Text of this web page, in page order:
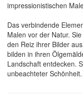
impressionistischen
Das verbindende
Malen vor der Natur.
den Reiz ihrer Bilder
bilden in ihren
Landschaft entdecken.
unbeachteter Schönheit.